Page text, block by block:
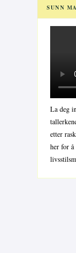
SUNN
La deg
etter
her for å